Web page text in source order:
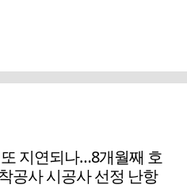
지연되나…8개월째 호
공사 시공사 선정 난항